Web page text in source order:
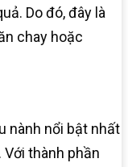
Do đó, đây là
chay hoặc
nành nổi bật nhất
thành phần